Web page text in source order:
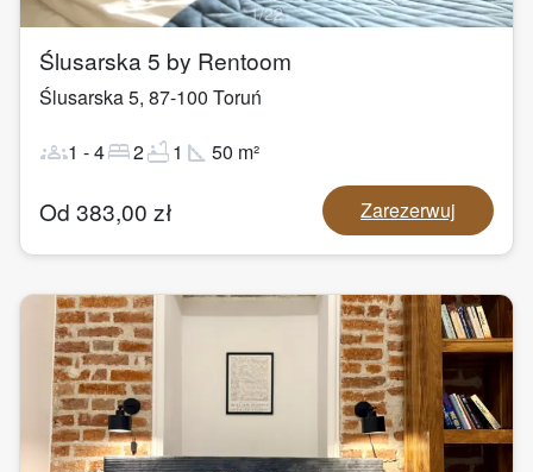
1/22
Ślusarska 5 by Rentoom
Ślusarska 5, 87-100 Toruń
groups1 -4bed2bathtub1 square_foot 50 m²
Od 383,00 zł Zarezerwuj